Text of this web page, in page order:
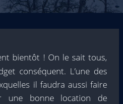
bientôt ! On le sait tous,
conséquent. L’une des
il faudra aussi faire
une bonne location de